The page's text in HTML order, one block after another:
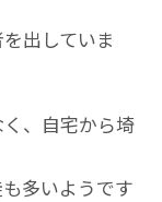
出していま
、自宅から埼
多いようです